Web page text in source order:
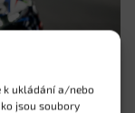
k ukládání a/nebo
jsou soubory